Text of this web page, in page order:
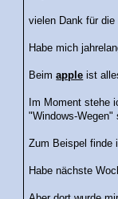
vielen Dank für
Habe mich
Beimapple ist
Im Moment stehe
"Windows-Wegen"
Zum Beispel finde
Habe nächste